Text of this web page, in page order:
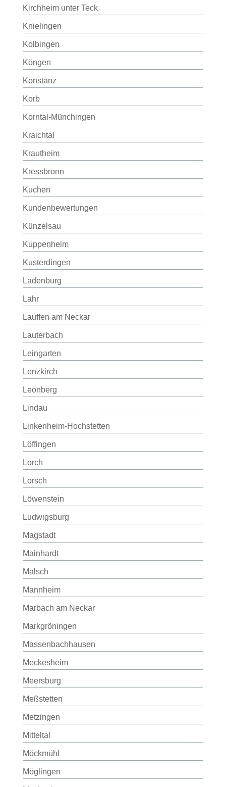
Kirchheim unter Teck
Knielingen
Kolbingen
Köngen
Konstanz
Korb
Korntal-Münchingen
Kraichtal
Krautheim
Kressbronn
Kuchen
Kundenbewertungen
Künzelsau
Kuppenheim
Kusterdingen
Ladenburg
Lahr
Lauffen am Neckar
Lauterbach
Leingarten
Lenzkirch
Leonberg
Lindau
Linkenheim-Hochstetten
Löffingen
Lorch
Lorsch
Löwenstein
Ludwigsburg
Magstadt
Mainhardt
Malsch
Mannheim
Marbach am Neckar
Markgröningen
Massenbachhausen
Meckesheim
Meersburg
Meßstetten
Metzingen
Mitteltal
Möckmühl
Möglingen